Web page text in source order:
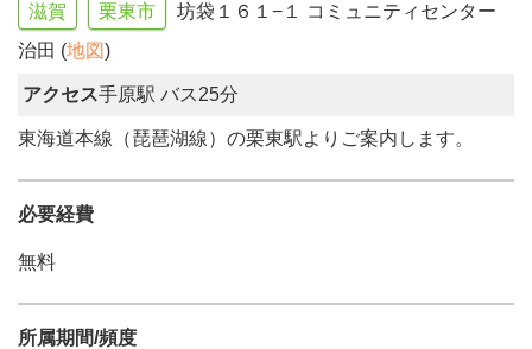
滋賀 栗東市
坊袋１６１−１ コミュニティセンター
治田 (地図)
アクセス手原駅 バス25分
東海道本線（琵琶湖線）の栗東駅よりご案内します。
必要経費
無料
所属期間/頻度